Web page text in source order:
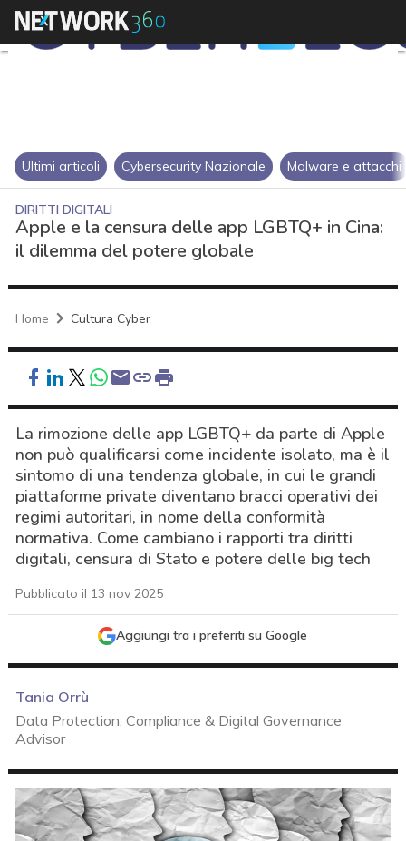
Ultimi articoli Cybersecurity Nazionale Malware e attacchi
DIRITTI DIGITALI
Apple e la censura delle app LGBTQ+ in Cina:
il dilemma del potere globale
Home Cultura Cyber
La rimozione delle app LGBTQ+ da parte di Apple
non può qualificarsi come incidente isolato, ma è il
sintomo di una tendenza globale, in cui le grandi
piattaforme private diventano bracci operativi dei
regimi autoritari, in nome della conformità
normativa. Come cambiano i rapporti tra diritti
digitali, censura di Stato e potere delle big tech
Pubblicato il 13 nov 2025
Aggiungi tra i preferiti su Google
Tania Orrù
Data Protection, Compliance & Digital Governance
Advisor